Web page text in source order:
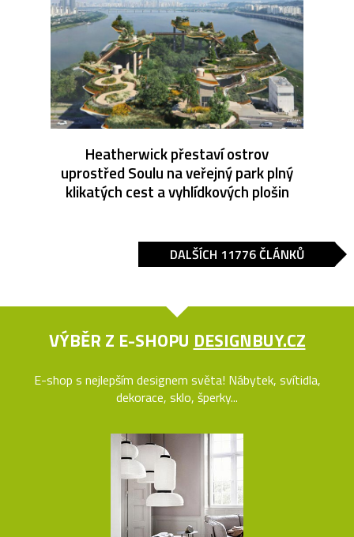
Heatherwick přestaví ostrov
uprostřed Soulu na veřejný park plný
klikatých cest a vyhlídkových plošin
DALŠÍCH 11776 ČLÁNKŮ
VÝBĚR Z E-SHOPU DESIGNBUY.CZ
E-shop s nejlepším designem světa! Nábytek, svítidla,
dekorace, sklo, šperky...